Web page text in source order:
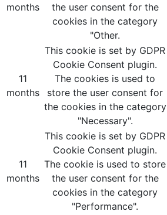
months
the user consent for the
cookies in the category
"Other.
11
months
This cookie is set by GDPR
Cookie Consent plugin.
The cookies is used to
store the user consent for
the cookies in the category
"Necessary".
11
months
This cookie is set by GDPR
Cookie Consent plugin.
The cookie is used to store
the user consent for the
cookies in the category
"Performance".